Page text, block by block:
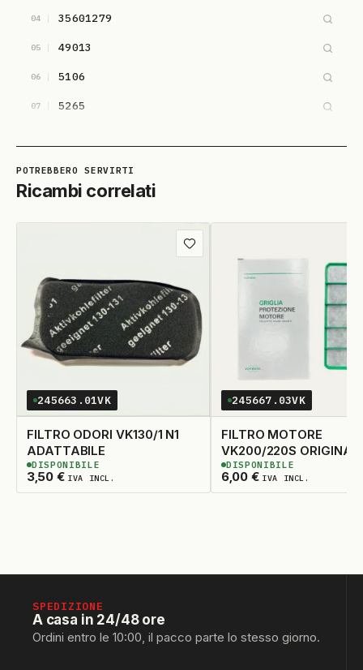
04 35601279
05 49013
06 5106
07 5265
Ricambi correlati
Aggiungi
ai
245663.01VK
FILTRO ODORI VK130/1 N1
ADATTABILE
3,50 € IVA INCL.
3DISPONIBILI
DISPONIBILE
245667.03VK
FILTRO MOTORE
VK200/220S
6,00 € IVA INCL.
3DISPONIBILI
DISPONIBILE
SPEDIZIONE
A casa in 24/48 ore
Ordini entro le 10:00, il pacco parte lo stesso giorno.